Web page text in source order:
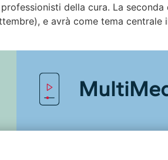
della cura. La
e avrà come tema